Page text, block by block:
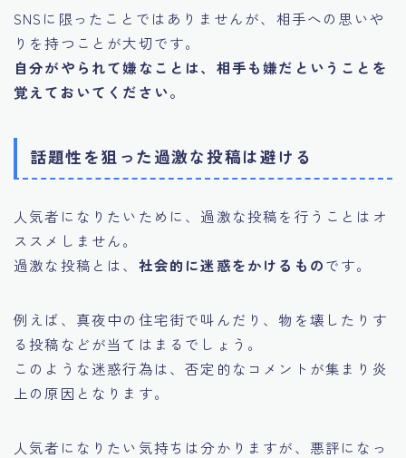
SNSに限ったことではありませんが、相手への思いや
りを持つことが大切です。
自分がやられて嫌なことは、相手も嫌だということを
覚えておいてください。
話題性を狙った過激な投稿は避ける
人気者になりたいために、過激な投稿を行うことはオ
ススメしません。
過激な投稿とは、 社会的に迷惑をかけるものです。
例えば、真夜中の住宅街で叫んだり、物を壊したりす
る投稿などが当てはまるでしょう。
このような迷惑行為は、否定的なコメントが集まり炎
上の原因となります。
人気者になりたい気持ちは分かりますが、悪評になっ